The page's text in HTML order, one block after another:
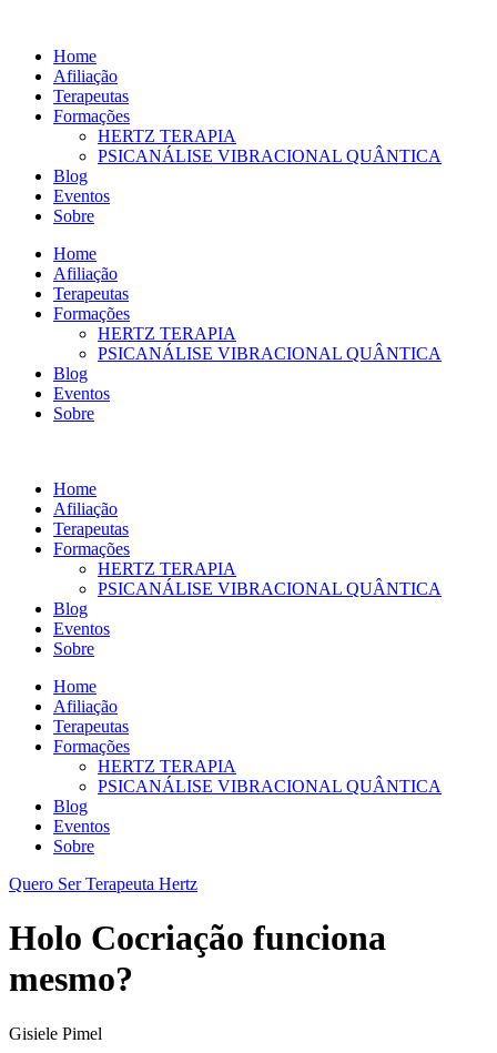
conteúdo
Home
Afiliação
Terapeutas
Formações
HERTZ TERAPIA
PSICANÁLISE VIBRACIONAL QUÂNTICA
Blog
Eventos
Sobre
Home
Afiliação
Terapeutas
Formações
HERTZ TERAPIA
PSICANÁLISE VIBRACIONAL QUÂNTICA
Blog
Eventos
Sobre
Home
Afiliação
Terapeutas
Formações
HERTZ TERAPIA
PSICANÁLISE VIBRACIONAL QUÂNTICA
Blog
Eventos
Sobre
Home
Afiliação
Terapeutas
Formações
HERTZ TERAPIA
PSICANÁLISE VIBRACIONAL QUÂNTICA
Blog
Eventos
Sobre
Quero Ser Terapeuta Hertz
Holo Cocriação funciona
mesmo?
Gisiele Pimel